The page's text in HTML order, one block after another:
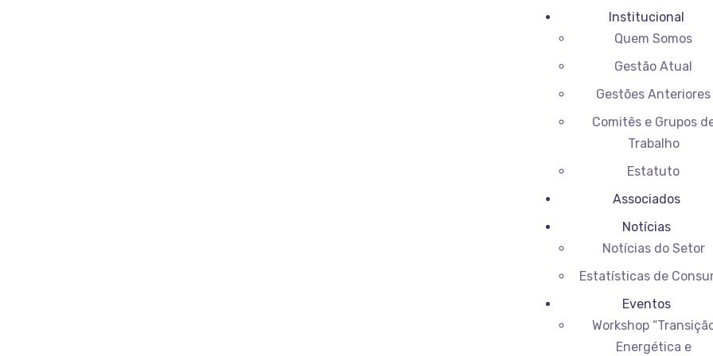
Institucional
Quem Somos
Gestão Atual
Gestões Anteriores
Comitês e Grupos
Trabalho
Estatuto
Associados
Notícias
Notícias do Setor
Estatísticas de
Eventos
Workshop
Energética e